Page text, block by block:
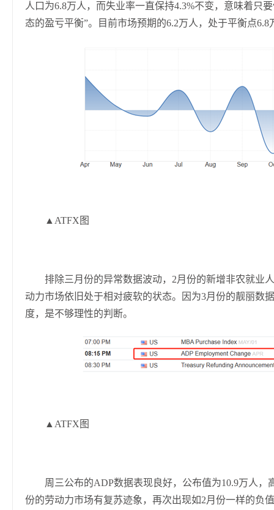
人口为6.8万人，而失业率一直保持4.3%不变，意味着只
态的盈亏平衡”。目前市场预期的6.2万人，处于平衡点
▲ATFX图
排除三月份的异常数据波动，2月份的新增非农就业
动力市场依旧处于相对疲软的状态。因为3月份的靓丽数
度，是不够理性的判断。
▲ATFX图
周三公布的ADP数据表现良好，公布值为10.9万人
份的劳动力市场有复苏迹象，再次出现如2月份一样的负